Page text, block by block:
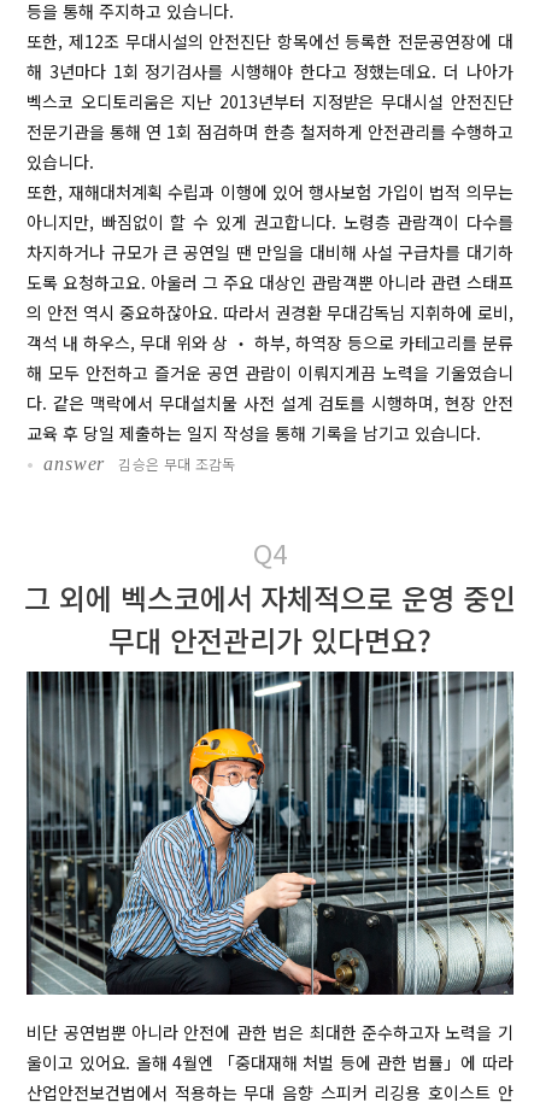
등을 통해 주지하고 있습니다.
또한, 제12조 무대시설의 안전진단 항목에선 등록한 전문공연장에 대
해 3년마다 1회 정기검사를 시행해야 한다고 정했는데요. 더 나아가
벡스코 오디토리움은 지난 2013년부터 지정받은 무대시설 안전진단
전문기관을 통해 연 1회 점검하며 한층 철저하게 안전관리를 수행하고
있습니다.
또한, 재해대처계획 수립과 이행에 있어 행사보험 가입이 법적 의무는
아니지만, 빠짐없이 할 수 있게 권고합니다. 노령층 관람객이 다수를
차지하거나 규모가 큰 공연일 땐 만일을 대비해 사설 구급차를 대기하
도록 요청하고요. 아울러 그 주요 대상인 관람객뿐 아니라 관련 스태프
의 안전 역시 중요하잖아요. 따라서 권경환 무대감독님 지휘하에 로비,
객석 내 하우스, 무대 위와 상 ‧ 하부, 하역장 등으로 카테고리를 분류
해 모두 안전하고 즐거운 공연 관람이 이뤄지게끔 노력을 기울였습니
다. 같은 맥락에서 무대설치물 사전 설계 검토를 시행하며, 현장 안전
교육 후 당일 제출하는 일지 작성을 통해 기록을 남기고 있습니다.
• answer 김승은 무대 조감독
Q4
그 외에 벡스코에서 자체적으로 운영 중인
무대 안전관리가 있다면요?
비단 공연법뿐 아니라 안전에 관한 법은 최대한 준수하고자 노력을 기
울이고 있어요. 올해 4월엔 「중대재해 처벌 등에 관한 법률」에 따라
산업안전보건법에서 적용하는 무대 음향 스피커 리깅용 호이스트 안